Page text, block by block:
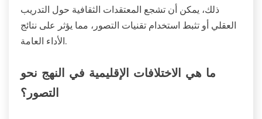
ذلك، يمكن أن تشجع المعتقدات الثقافية حول التدريب
العقلي أو تثبط استخدام تقنيات التصور، مما يؤثر على نتائج
الأداء العامة.
ما هي الاختلافات الإقليمية في النهج نحو
التصور؟